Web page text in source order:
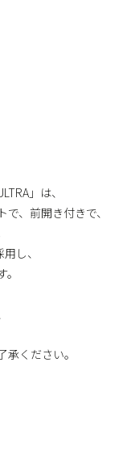
」は、
、前開き付きで、
し、
ください。